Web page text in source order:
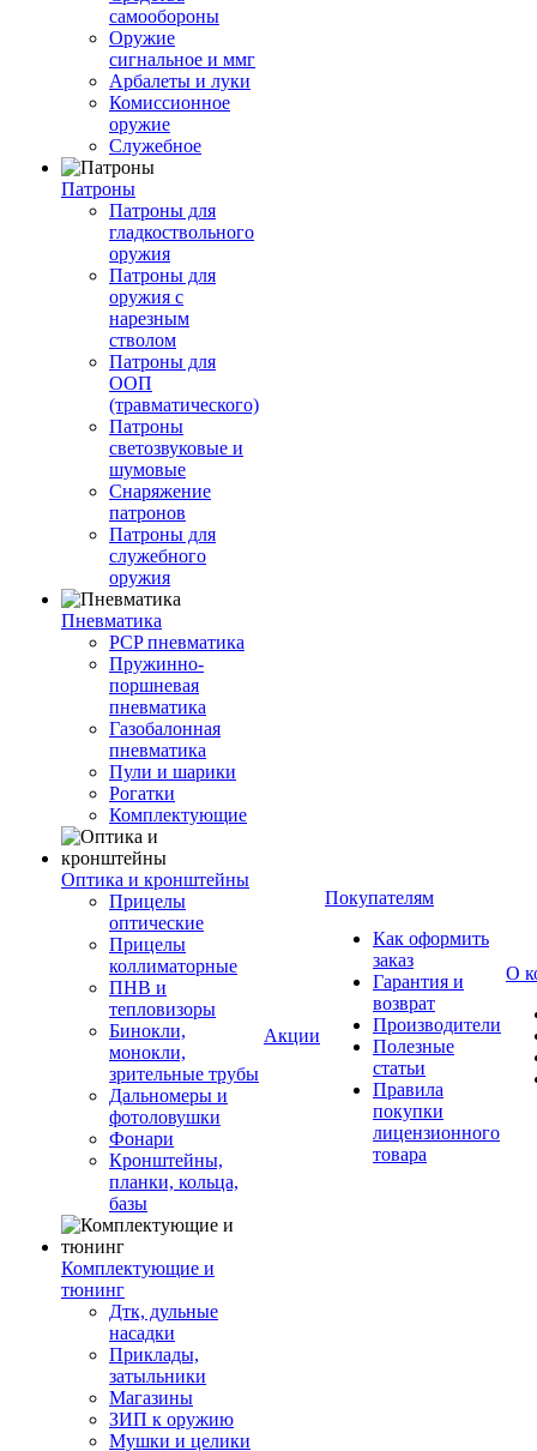
самообороны
Оружие
сигнальное и ммг
Арбалеты и луки
Комиссионное
оружие
Служебное
Патроны
Патроны для
гладкоствольного
оружия
Патроны для
оружия с
нарезным
стволом
Патроны для
ООП
(травматического)
Патроны
светозвуковые и
шумовые
Снаряжение
патронов
Патроны для
служебного
оружия
Пневматика
PCP пневматика
Пружинно-
поршневая
пневматика
Газобалонная
пневматика
Пули и шарики
Рогатки
Комплектующие
Оптика и кронштейны
Прицелы
оптические
Прицелы
коллиматорные
ПНВ и
тепловизоры
Бинокли,
монокли,
зрительные трубы
Дальномеры и
фотоловушки
Фонари
Кронштейны,
планки, кольца,
базы
Комплектующие и
тюнинг
Дтк, дульные
насадки
Приклады,
затыльники
Магазины
ЗИП к оружию
Мушки и целики
Акции
Покупателям
Как оформить
заказ
Гарантия и
возврат
Производители
Полезные
статьи
Правила
покупки
лицензионного
товара
О